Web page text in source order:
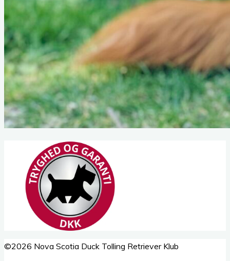
Back
©2026 Nova Scotia Duck Tolling Retriever Klub